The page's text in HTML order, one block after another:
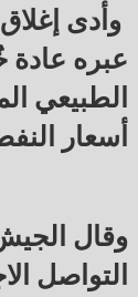
وأدى
عبره
الطبيعي
أسعار
وقال
التواصل